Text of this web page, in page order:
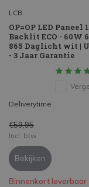
LCB
OP=OP LED Paneel
Backlit ECO - 60W
865 Daglicht wit |
- 3 Jaar Garantie
Deliverytime
€59,95
Incl. btw
Bekijken
Binnenkort leverbaar